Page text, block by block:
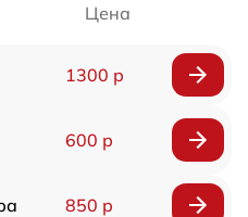
Цена
1300 р
600 р
850 р